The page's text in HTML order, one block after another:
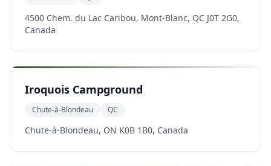
4500 Chem. du Lac Caribou, Mont-Blanc, QC J0T 2G0,
Canada
Iroquois Campground
Chute-à-Blondeau QC
Chute-à-Blondeau, ON K0B 1B0, Canada